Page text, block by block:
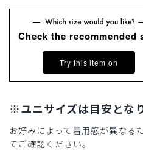
Check the recommended
Try this item on
※ユニサイズは目安となり
お好みによって着用感が異なるた
てご確認ください。